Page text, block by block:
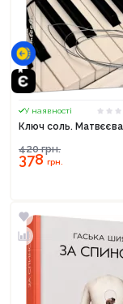
У наявності
Ключ соль. Матвєєва
420грн.
378грн.